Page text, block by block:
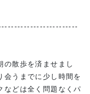
の散歩を済ませまし
会うまでに少し時間を
などは全く問題なくパ